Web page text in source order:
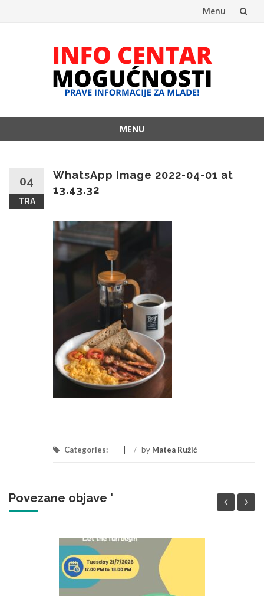
Menu
MENU
04
TRA
WhatsApp Image 2022-04-01 at
13.43.32
Categories: / by Matea Ružić
Povezane objave '